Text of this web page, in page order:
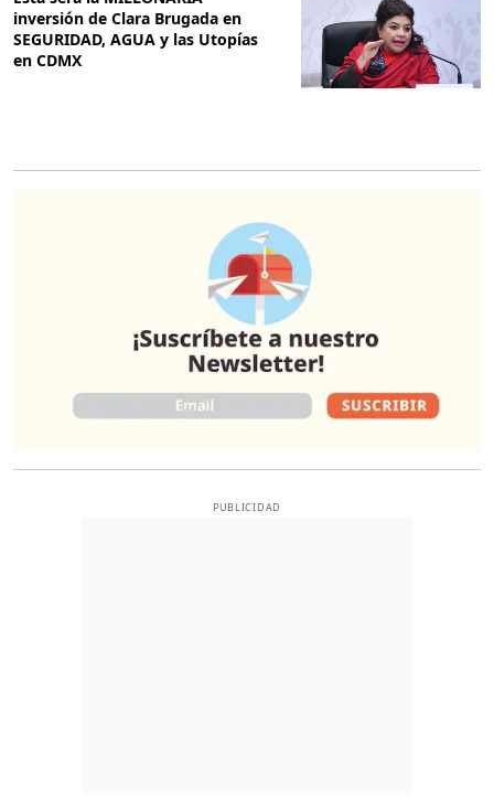
inversión de Clara Brugada en
SEGURIDAD, AGUA y las Utopías
en CDMX
PUBLICIDAD